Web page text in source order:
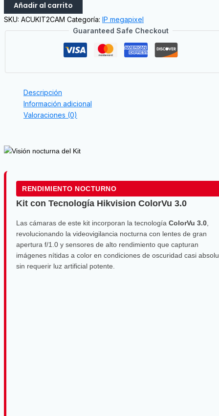
Añadir al carrito
SKU: ACUKIT2CAM Categoría: IP megapixel
Guaranteed Safe Checkout
Descripción
Información adicional
Valoraciones (0)
RENDIMIENTO NOCTURNO
Kit con Tecnología Hikvision ColorVu 3.0
Las cámaras de este kit incorporan la tecnología ColorVu 3.0
revolucionando la videovigilancia nocturna con lentes de gran
apertura f/1.0 y sensores de alto rendimiento que capturan
imágenes nítidas a color en condiciones de oscuridad casi
sin requerir luz artificial potente.